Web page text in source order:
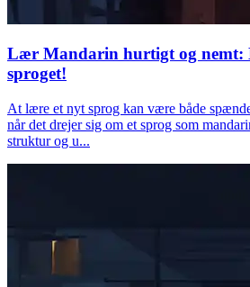
Lær Mandarin hurtigt og nemt:
sproget!
At lære et nyt sprog kan være både
når det drejer sig om et sprog som
struktur og u...